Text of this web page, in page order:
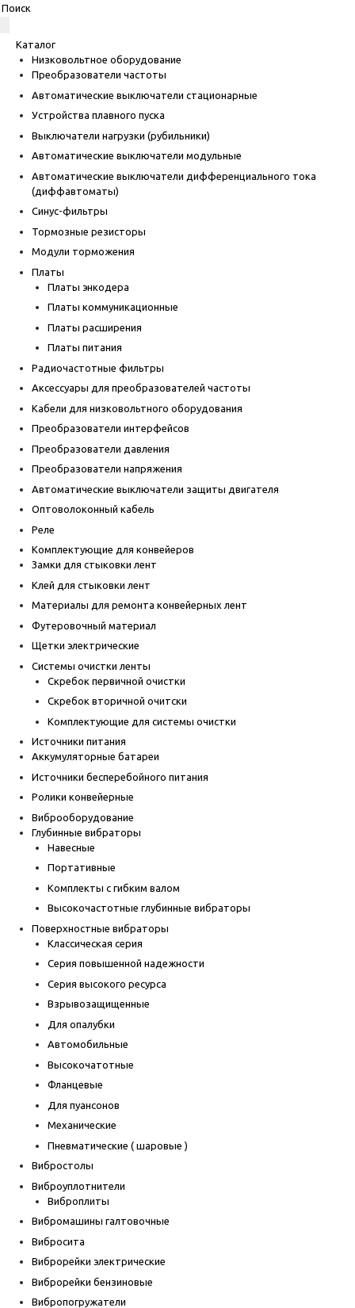
Каталог
Низковольтное оборудование
Преобразователи частоты
Автоматические выключатели стационарные
Устройства плавного пуска
Выключатели нагрузки (рубильники)
Автоматические выключатели модульные
Автоматические выключатели дифференциального тока
(диффавтоматы)
Синус-фильтры
Тормозные резисторы
Модули торможения
Платы
Платы энкодера
Платы коммуникационные
Платы расширения
Платы питания
Радиочастотные фильтры
Аксессуары для преобразователей частоты
Кабели для низковольтного оборудования
Преобразователи интерфейсов
Преобразователи давления
Преобразователи напряжения
Автоматические выключатели защиты двигателя
Оптоволоконный кабель
Реле
Комплектующие для конвейеров
Замки для стыковки лент
Клей для стыковки лент
Материалы для ремонта конвейерных лент
Футеровочный материал
Щетки электрические
Системы очистки ленты
Скребок первичной очистки
Скребок вторичной очитски
Комплектующие для системы очистки
Источники питания
Аккумуляторные батареи
Источники бесперебойного питания
Ролики конвейерные
Виброоборудование
Глубинные вибраторы
Навесные
Портативные
Комплекты с гибким валом
Высокочастотные глубинные вибраторы
Поверхностные вибраторы
Классическая серия
Серия повышенной надежности
Серия высокого ресурса
Взрывозащищенные
Для опалубки
Автомобильные
Высокочатотные
Фланцевые
Для пуансонов
Механические
Пневматические ( шаровые )
Вибростолы
Виброуплотнители
Виброплиты
Вибромашины галтовочные
Вибросита
Виброрейки электрические
Виброрейки бензиновые
Вибропогружатели